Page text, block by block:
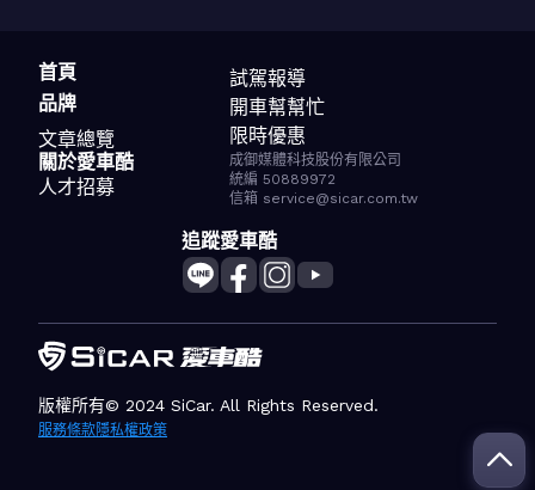
首頁
品牌
文章總覽
試駕報導
開車幫幫忙
限時優惠
關於愛車酷
人才招募
成御媒體科技股份有限公司
統編 50889972
信箱 service@sicar.com.tw
追蹤愛車酷
版權所有© 2024 SiCar. All Rights Reserved.
服務條款隱私權政策